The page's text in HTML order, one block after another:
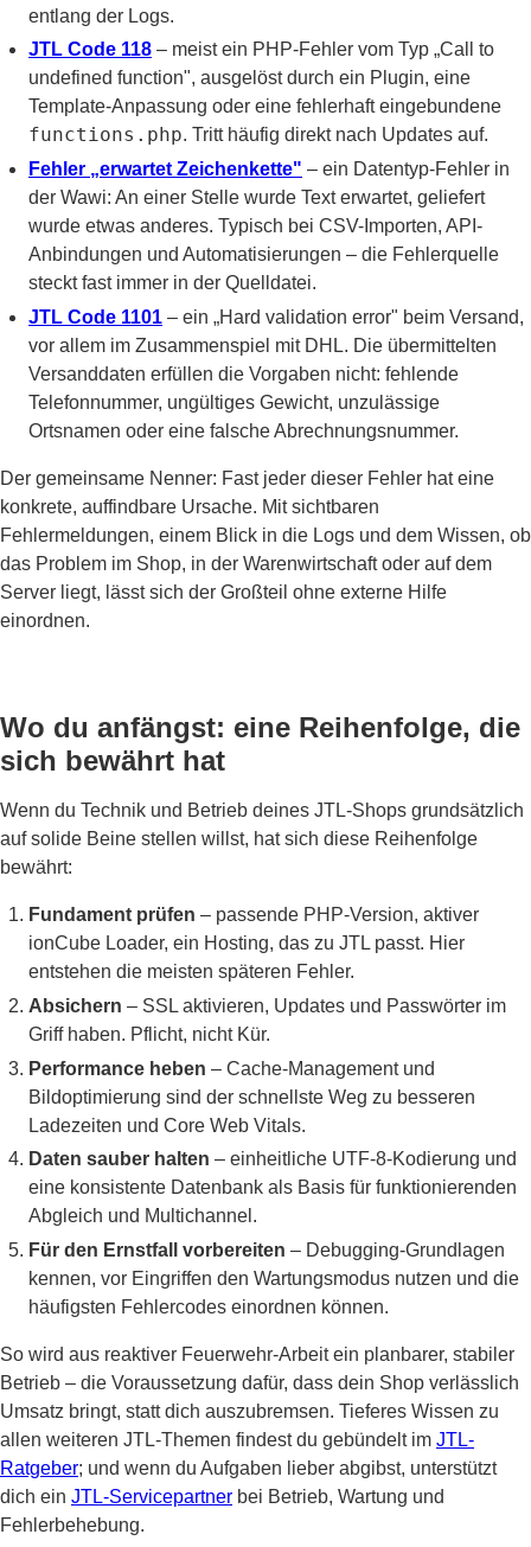
entlang der Logs.
JTL Code 118 – meist ein PHP-Fehler vom Typ „Call to
undefined function", ausgelöst durch ein Plugin, eine
Template-Anpassung oder eine fehlerhaft eingebundene
functions.php. Tritt häufig direkt nach Updates auf.
Fehler „erwartet Zeichenkette" – ein Datentyp-Fehler in
der Wawi: An einer Stelle wurde Text erwartet, geliefert
wurde etwas anderes. Typisch bei CSV-Importen, API-
Anbindungen und Automatisierungen – die Fehlerquelle
steckt fast immer in der Quelldatei.
JTL Code 1101 – ein „Hard validation error" beim Versand,
vor allem im Zusammenspiel mit DHL. Die übermittelten
Versanddaten erfüllen die Vorgaben nicht: fehlende
Telefonnummer, ungültiges Gewicht, unzulässige
Ortsnamen oder eine falsche Abrechnungsnummer.
Der gemeinsame Nenner: Fast jeder dieser Fehler hat eine
konkrete, auffindbare Ursache. Mit sichtbaren
Fehlermeldungen, einem Blick in die Logs und dem Wissen, ob
das Problem im Shop, in der Warenwirtschaft oder auf dem
Server liegt, lässt sich der Großteil ohne externe Hilfe
einordnen.
Wo du anfängst: eine Reihenfolge, die
sich bewährt hat
Wenn du Technik und Betrieb deines JTL-Shops grundsätzlich
auf solide Beine stellen willst, hat sich diese Reihenfolge
bewährt:
Fundament prüfen – passende PHP-Version, aktiver
ionCube Loader, ein Hosting, das zu JTL passt. Hier
entstehen die meisten späteren Fehler.
Absichern – SSL aktivieren, Updates und Passwörter im
Griff haben. Pflicht, nicht Kür.
Performance heben – Cache-Management und
Bildoptimierung sind der schnellste Weg zu besseren
Ladezeiten und Core Web Vitals.
Daten sauber halten – einheitliche UTF-8-Kodierung und
eine konsistente Datenbank als Basis für funktionierenden
Abgleich und Multichannel.
Für den Ernstfall vorbereiten – Debugging-Grundlagen
kennen, vor Eingriffen den Wartungsmodus nutzen und die
häufigsten Fehlercodes einordnen können.
So wird aus reaktiver Feuerwehr-Arbeit ein planbarer, stabiler
Betrieb – die Voraussetzung dafür, dass dein Shop verlässlich
Umsatz bringt, statt dich auszubremsen. Tieferes Wissen zu
allen weiteren JTL-Themen findest du gebündelt im JTL-
Ratgeber; und wenn du Aufgaben lieber abgibst, unterstützt
dich ein JTL-Servicepartner bei Betrieb, Wartung und
Fehlerbehebung.